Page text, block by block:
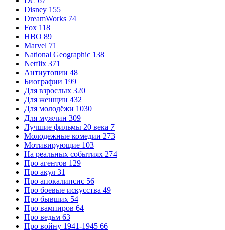
Disney 155
DreamWorks 74
Fox 118
HBO 89
Marvel 71
National Geographic 138
Netflix 371
Антиутопии 48
Биографии 199
Для взрослых 320
Для женщин 432
Для молодёжи 1030
Для мужчин 309
Лучшие фильмы 20 века 7
Молодежные комедии 273
Мотивирующие 103
На реальных событиях 274
Про агентов 129
Про акул 31
Про апокалипсис 56
Про боевые искусства 49
Про бывших 54
Про вампиров 64
Про ведьм 63
Про войну 1941-1945 66